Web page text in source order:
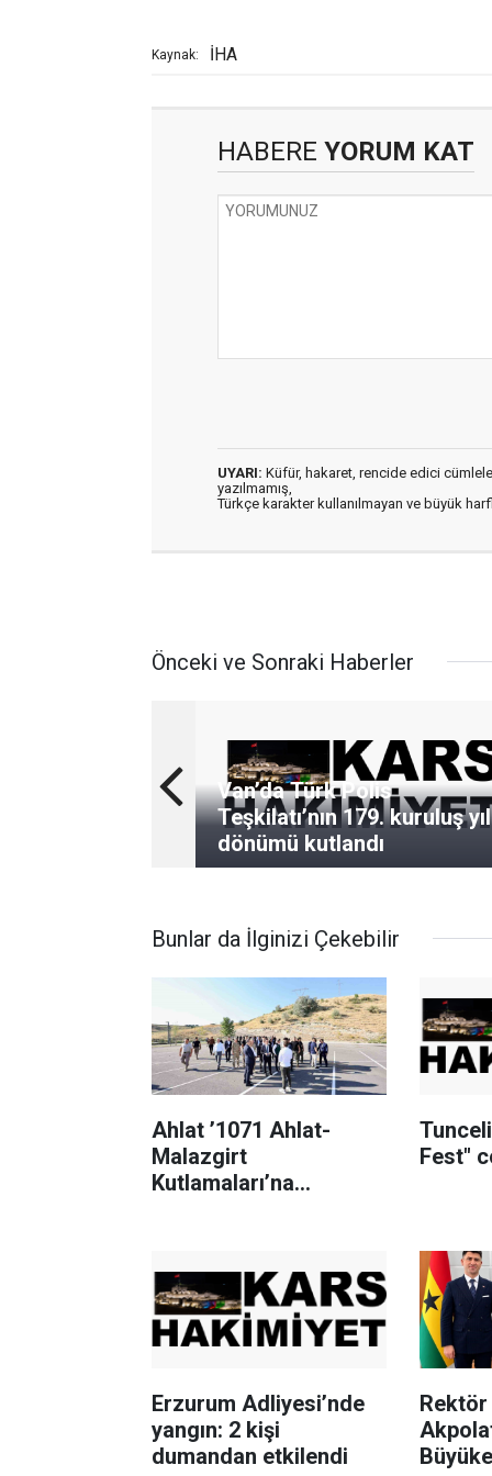
Kaynak: İHA
HABERE YORUM KAT
UYARI: Küfür, hakaret, rencide edici
yazılmamış,
Türkçe karakter kullanılmayan ve büyük
Önceki ve Sonraki Haberler
Van’da Türk Polis
Teşkilatı’nın 179. kuruluş yıl
dönümü kutlandı
Bunlar da İlginizi Çekebilir
Ahlat ’1071 Ahlat-
Malazgirt
Kutlamaları’na
Fest"
Erzurum Adliyesi’nde
yangın: 2 kişi
dumandan etkilendi